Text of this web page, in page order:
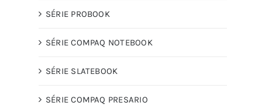
SÉRIE PROBOOK
SÉRIE COMPAQ NOTEBOOK
SÉRIE SLATEBOOK
SÉRIE COMPAQ PRESARIO